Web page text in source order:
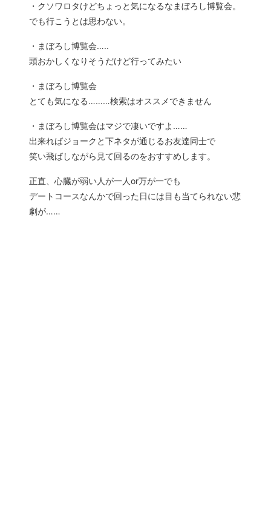
・クソワロタけどちょっと気になるなまぼろし博覧会。
でも行こうとは思わない。
・まぼろし博覧会…..
頭おかしくなりそうだけど行ってみたい
・まぼろし博覧会
とても気になる………検索はオススメできません
・まぼろし博覧会はマジで凄いですよ……
出来ればジョークと下ネタが通じるお友達同士で
笑い飛ばしながら見て回るのをおすすめします。
正直、心臓が弱い人が一人or万が一でも
デートコースなんかで回った日には目も当てられない悲
劇が……